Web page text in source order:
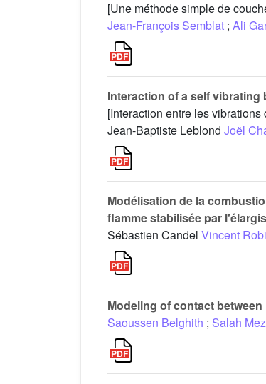
[Une méthode simple de
Jean-François Semblat ; Ali
Interaction of a self
[Interaction entre les
Jean-Baptiste Leblond Joël
Modélisation de la
flamme stabilisée par
Sébastien Candel Vincent
Modeling of contact
Saoussen Belghith ; Salah